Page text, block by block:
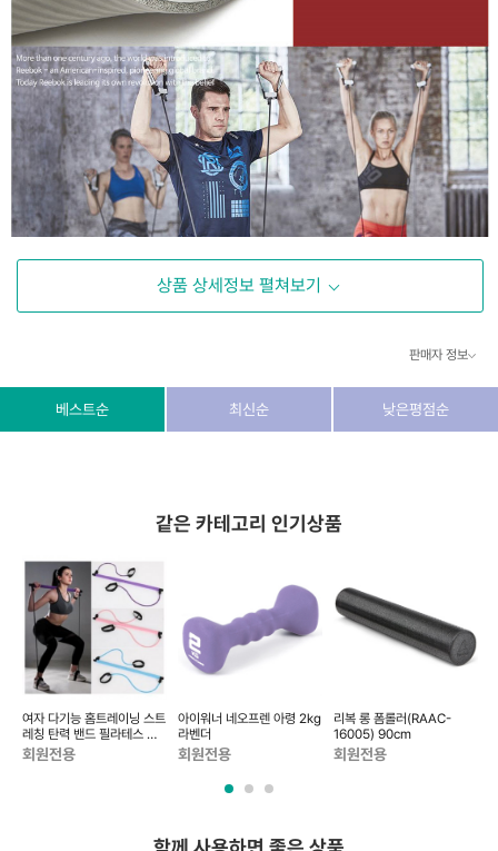
상품 상세정보 펼쳐보기
판매자 정보
상호/대표자 (주) 동이커머스
이메일
소재지 경기도 고양시 덕양구 꽃마을로64, 1235호
베스트순 최신순 낮은평점순
같은 카테고리 인기상품
여자 다기능 홈트레이닝 스트
레칭 탄력 밴드 필라테스 요
가 기구 요가봉
회원전용
아이워너 네오프렌 아령 2kg
라벤더
회원전용
리복 롱 폼롤러(RAAC-
16005) 90cm
회원전용